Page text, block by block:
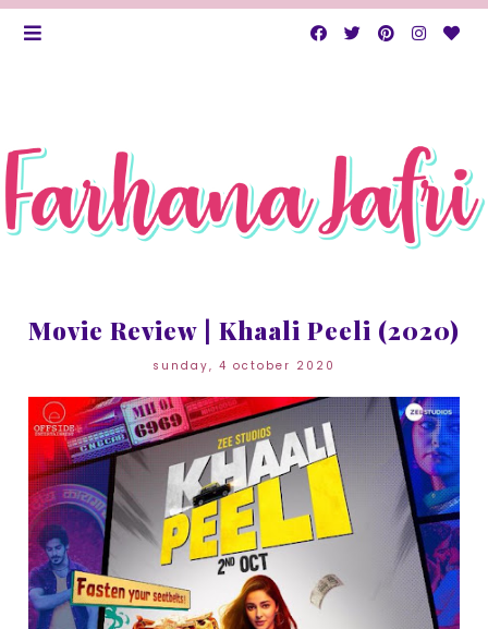
Movie Review | Khaali Peeli (2020)
sunday, 4 october 2020